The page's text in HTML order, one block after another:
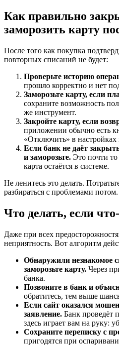
Как правильно
заморозить карту
После того как покупка
повторных списаний не будет:
Проверьте историю
прошло корректно и нет
Заморозьте карту, если
сохраните возможность
же инструмент.
Закройте карту, если
приложении обычно есть
«Отключить» в настройках
Если банк не даёт
и заморозьте. Это почти
карта остаётся в системе.
Не ленитесь это делать.
разбираться с проблемами потом.
Что делать, если
Даже при всех
неприятность. Вот алгоритм
Обнаружили незнакомое
заморозьте карту. Через
банка.
Позвоните в банк и
обратитесь, тем выше
Если сайт оказался
заявление. Банк проведёт
здесь играет вам на руку:
Сохраните переписку с
пригодятся при